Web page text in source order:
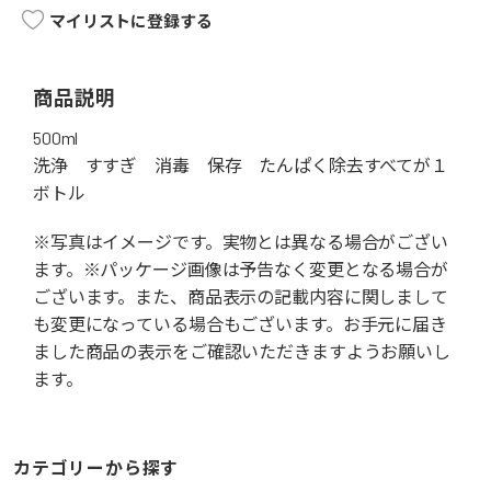
マイリストに登録する
商品説明
500ml
洗浄 すすぎ 消毒 保存 たんぱく除去すべてが１
ボトル
※写真はイメージです。実物とは異なる場合がござい
ます。※パッケージ画像は予告なく変更となる場合が
ございます。また、商品表示の記載内容に関しまして
も変更になっている場合もございます。お手元に届き
ました商品の表示をご確認いただきますようお願いし
ます。
カテゴリーから探す